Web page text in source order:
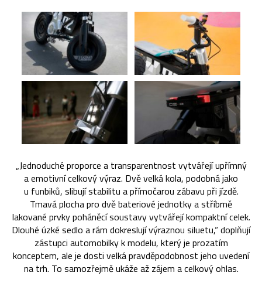
„Jednoduché proporce a transparentnost vytvářejí upřímný
a emotivní celkový výraz. Dvě velká kola, podobná jako
u funbiků, slibují stabilitu a přímočarou zábavu při jízdě.
Tmavá plocha pro dvě bateriové jednotky a stříbrně
lakované prvky poháněcí soustavy vytvářejí kompaktní celek.
Dlouhé úzké sedlo a rám dokreslují výraznou siluetu,“ doplňují
zástupci automobilky k modelu, který je prozatím
konceptem, ale je dosti velká pravděpodobnost jeho uvedení
na trh. To samozřejmě ukáže až zájem a celkový ohlas.